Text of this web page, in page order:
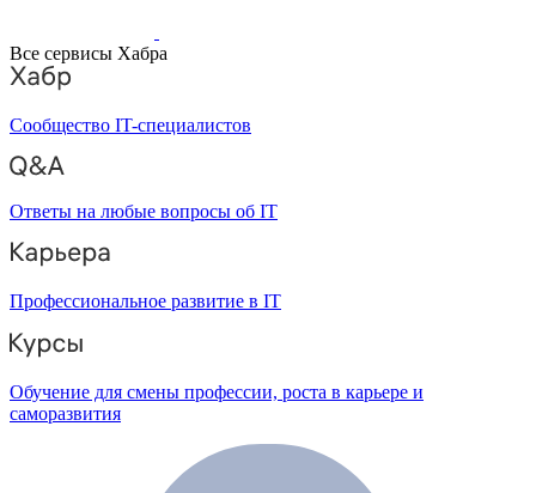
Все сервисы Хабра
Сообщество IT-специалистов
Ответы на любые вопросы об IT
Профессиональное развитие в IT
Обучение для смены профессии, роста в карьере и
саморазвития